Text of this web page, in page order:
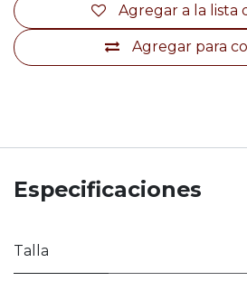
Agregar para
Agregar a la lista
Especificaciones
Talla